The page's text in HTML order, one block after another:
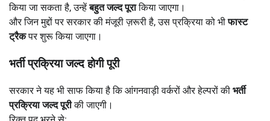
किया जा सकता है, उन्हेंबहुत जल्द पूराकिया जाएगा।
और जिन मुद्दों पर सरकार की मंजूरी ज़रूरी है, उस प्रक्रिया को भीफास्ट
ट्रैकपर शुरू किया जाएगा।
भर्ती प्रक्रिया जल्द होगी पूरी
सरकार ने यह भी साफ किया है कि आंगनवाड़ी वर्करों और हेल्परों की भर्ती
प्रक्रिया जल्द पूरीकी जाएगी।